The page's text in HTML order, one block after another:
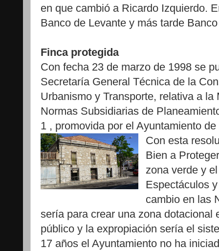
en que cambió a Ricardo Izquierdo.
Banco de Levante y más tarde
Finca protegida
Con fecha 23 de marzo de 1998 se
Secretaría General Técnica de la
Urbanismo y Transporte, relativa a
Normas Subsidiarias de
1 , promovida por el Ayuntamiento
Con esta
Bien a
zona verde y
Espectáculos
cambio en las
sería para crear una zona dotacional
público y la expropiación sería el
17 años el Ayuntamiento no ha